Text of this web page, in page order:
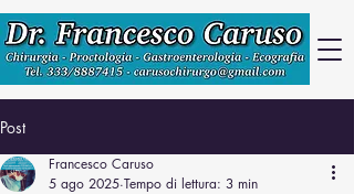
Post
Francesco Caruso
5 ago 2025 Tempo di lettura: 3 min